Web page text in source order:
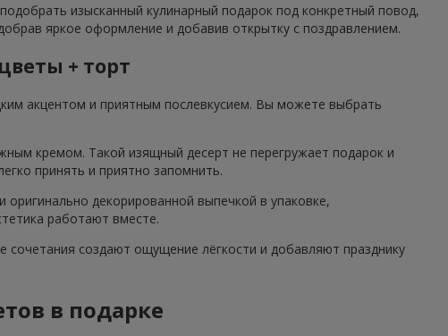
изысканный кулинарный подарок под конкретный повод,
яркое оформление и добавив открытку с поздравлением.
+ торт
акцентом и приятным послевкусием. Вы можете выбрать
кремом. Такой изящный десерт не перегружает подарок и
принять и приятно запомнить.
декорированной выпечкой в упаковке,
работают вместе.
сочетания создают ощущение лёгкости и добавляют празднику
в подарке